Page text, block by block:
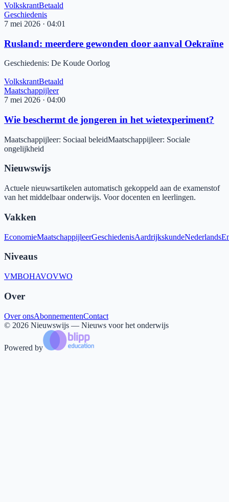
VolkskrantBetaald
Geschiedenis
7 mei 2026 · 04:01
Rusland: meerdere gewonden door aanval Oekraïne
Geschiedenis: De Koude Oorlog
VolkskrantBetaald
Maatschappijleer
7 mei 2026 · 04:00
Wie beschermt de jongeren in het wietexperiment?
Maatschappijleer: Sociaal beleidMaatschappijleer: Sociale
ongelijkheid
Nieuwswijs
Actuele nieuwsartikelen automatisch gekoppeld aan de examenstof
van het middelbaar onderwijs. Voor docenten en leerlingen.
Vakken
EconomieMaatschappijleerGeschiedenisAardrijkskundeNederlands
Niveaus
VMBOHAVOVWO
Over
Over onsAbonnementenContact
© 2026 Nieuwswijs — Nieuws voor het onderwijs
Powered by